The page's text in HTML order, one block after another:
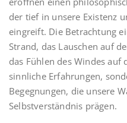
der tief in unsere Existenz
eingreift. Die Betrachtung
Strand, das Lauschen auf
das Fühlen des Windes
sinnliche Erfahrungen,
Begegnungen, die unsere
Selbstverständnis prägen.